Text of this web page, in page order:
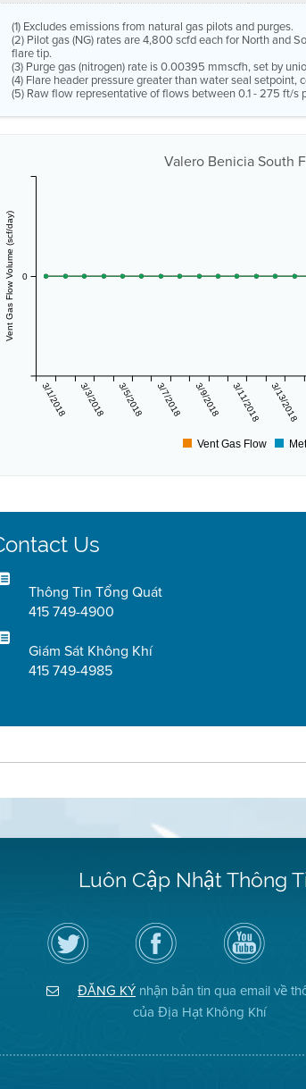
(1) Excludes emissions from natural gas pilots and purges.
(2) Pilot gas (NG) rates are 4,800 scfd each for North and
flare tip.
(3) Purge gas (nitrogen) rate is 0.00395 mmscfh, set by
(4) Flare header pressure greater than water seal setpoint,
(5) Raw flow representative of flows between 0.1 - 275 ft/s
Valero Benicia South
3/1/2018 3/3/2018 3/5/2018 3/7/2018 3/9/2018 3/11/2018 3/13/2018
Vent Gas Flow Volume (scf/day) 0
Vent Gas Flow
Us
Thông Tin Tổng Quát
415 749-4900
Giám Sát Không Khí
415 749-4985
Luôn Cập Nhật Thông
Hãy
theo
dõi
Địa
Không
Truy
cập
Trang
Facebook
Địa
Hạt
Kênh
YouTube
của
Địa
Không
ĐĂNG KÝnhận bản tin qua email về
của Địa Hạt Không Khí